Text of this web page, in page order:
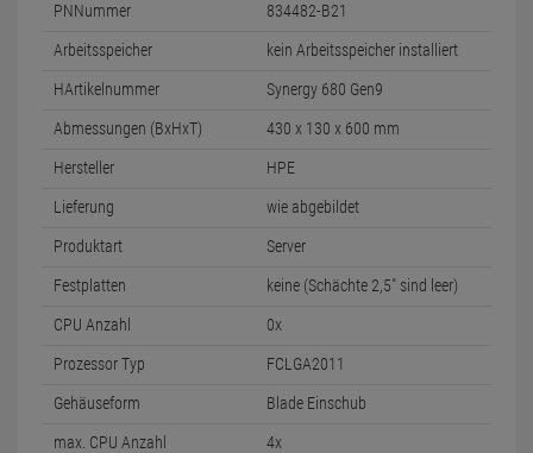
PNNummer 834482-B21
Arbeitsspeicher kein Arbeitsspeicher installiert
HArtikelnummer Synergy 680 Gen9
Abmessungen (BxHxT) 430 x 130 x 600 mm
Hersteller HPE
Lieferung wie abgebildet
Produktart Server
Festplatten keine (Schächte 2,5" sind leer)
CPU Anzahl 0x
Prozessor Typ FCLGA2011
Gehäuseform Blade Einschub
max. CPU Anzahl 4x